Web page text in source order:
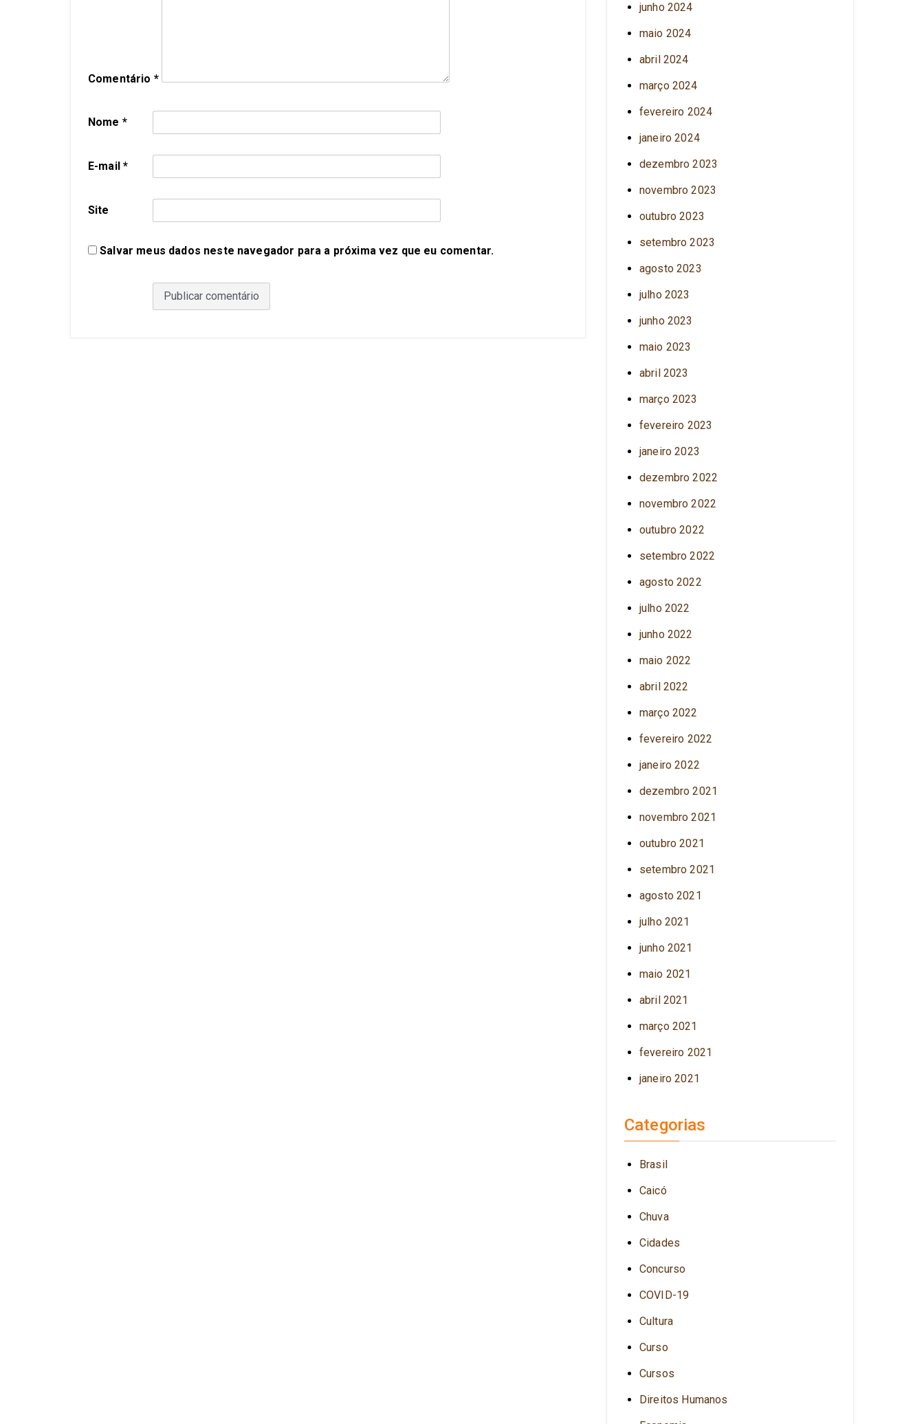
Comentário *
Nome *
E-mail*
Site
Salvar meus dados neste navegador para a próxima vez que eu comentar.
junho 2024
maio 2024
abril 2024
março 2024
fevereiro 2024
janeiro 2024
dezembro 2023
novembro 2023
outubro 2023
setembro 2023
agosto 2023
julho 2023
junho 2023
maio 2023
abril 2023
março 2023
fevereiro 2023
janeiro 2023
dezembro 2022
novembro 2022
outubro 2022
setembro 2022
agosto 2022
julho 2022
junho 2022
maio 2022
abril 2022
março 2022
fevereiro 2022
janeiro 2022
dezembro 2021
novembro 2021
outubro 2021
setembro 2021
agosto 2021
julho 2021
junho 2021
maio 2021
abril 2021
março 2021
fevereiro 2021
janeiro 2021
Categorias
Brasil
Caicó
Chuva
Cidades
Concurso
COVID-19
Cultura
Curso
Cursos
Direitos Humanos